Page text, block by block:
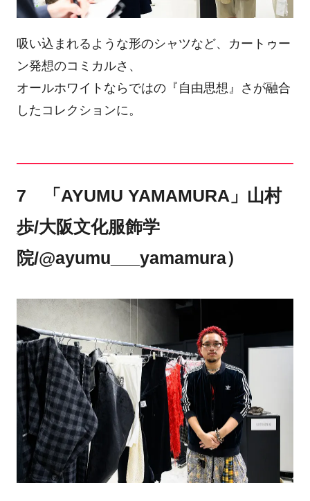
吸い込まれるような形のシャツなど、カートゥー
ン発想のコミカルさ、
オールホワイトならではの『自由思想』さが融合
したコレクションに。
7 「AYUMU YAMAMURA」山村
歩/大阪文化服飾学
院/@ayumu___yamamura）